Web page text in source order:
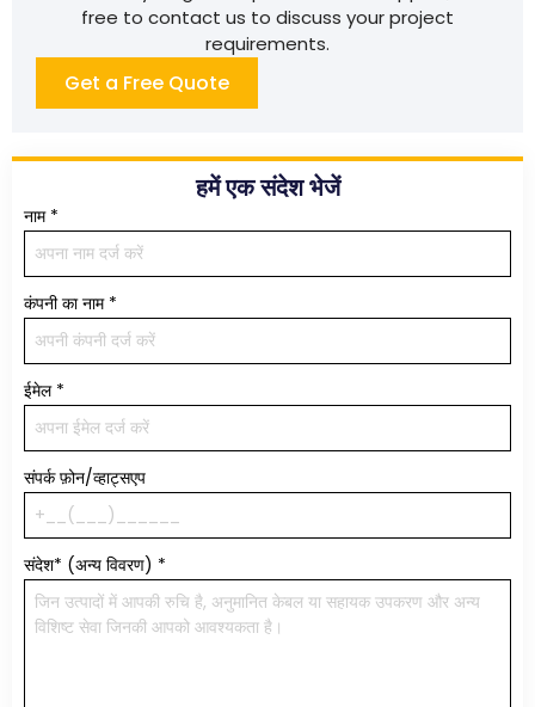
free to contact us to discuss your project
requirements.
Get a Free Quote
हमें एक संदेश भेजें
नाम *
कंपनी का नाम *
ईमेल *
संपर्क फ़ोन/व्हाट्सएप
संदेश* (अन्य विवरण) *